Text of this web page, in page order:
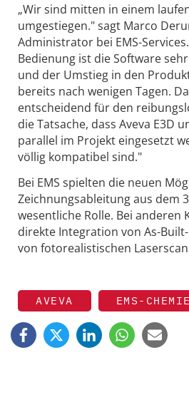
„Wir sind mitten in einem
umgestiegen." sagt Marco
Administrator bei EMS-
Bedienung ist die Software
und der Umstieg in den
bereits nach wenigen Tagen.
entscheidend für den
die Tatsache, dass Aveva E3D
parallel im Projekt eingesetzt
völlig kompatibel sind."
Bei EMS spielten die neuen
Zeichnungsableitung aus dem
wesentliche Rolle. Bei anderen
direkte Integration von As-
von fotorealistischen
AVEVA EMS-CHEMIE